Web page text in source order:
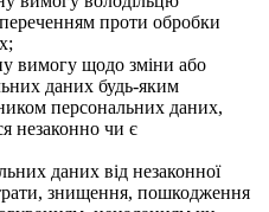
проти обробки
вимогу щодо зміни або
даних будь-яким
персональних даних,
незаконно чи є
даних від незаконної
знищення, пошкодження